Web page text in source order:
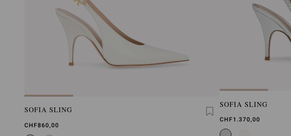
SOFIA SLING
CHF860,00
SOFIA SLING
CHF1.370,00